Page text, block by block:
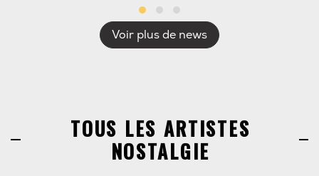
Voir plus de news
TOUS LES ARTISTES
NOSTALGIE